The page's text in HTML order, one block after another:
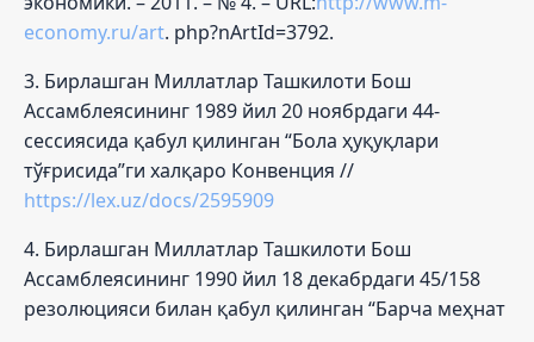
economy.ru/art. php?nArtId=3792.
3. Бирлашган Миллатлар Ташкилоти Бош
Ассамблеясининг 1989 йил 20 ноябрдаги 44-
сессиясида қабул қилинган “Бола ҳуқуқлари
тўғрисида”ги халқаро Конвенция //
https://lex.uz/docs/2595909
4. Бирлашган Миллатлар Ташкилоти Бош
Ассамблеясининг 1990 йил 18 декабрдаги 45/158
резолюцияси билан қабул қилинган “Барча меҳнат